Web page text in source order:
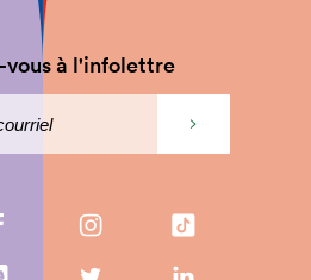
vous à l'infolettre